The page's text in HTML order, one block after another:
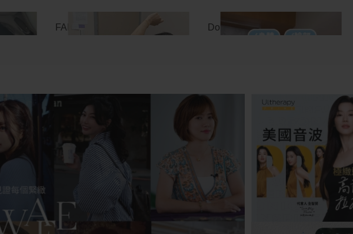
FANR✦miraDry清新微波 Dora✦ONDAPRO超微波